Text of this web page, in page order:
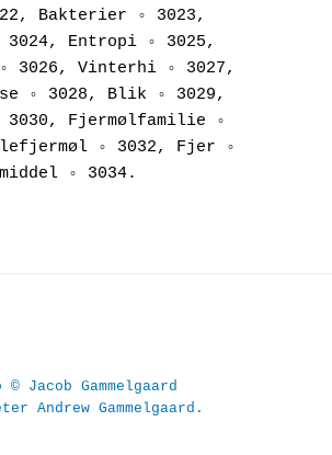
Bakterier ◦ 3023,
3024, Entropi ◦ 3025,
3026, Vinterhi ◦ 3027,
◦ 3028, Blik ◦ 3029,
3030, Fjermølfamilie ◦
◦ 3032, Fjer ◦
◦ 3034.
Jacob Gammelgaard
Andrew Gammelgaard.